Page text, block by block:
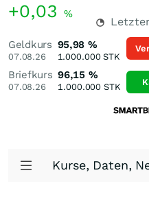
+0,03 %
Geldkurs
07.08.26
95,98 %
1.000.000STK
Briefkurs
07.08.26
96,15 %
1.000.000 STK
Kurse, Daten,